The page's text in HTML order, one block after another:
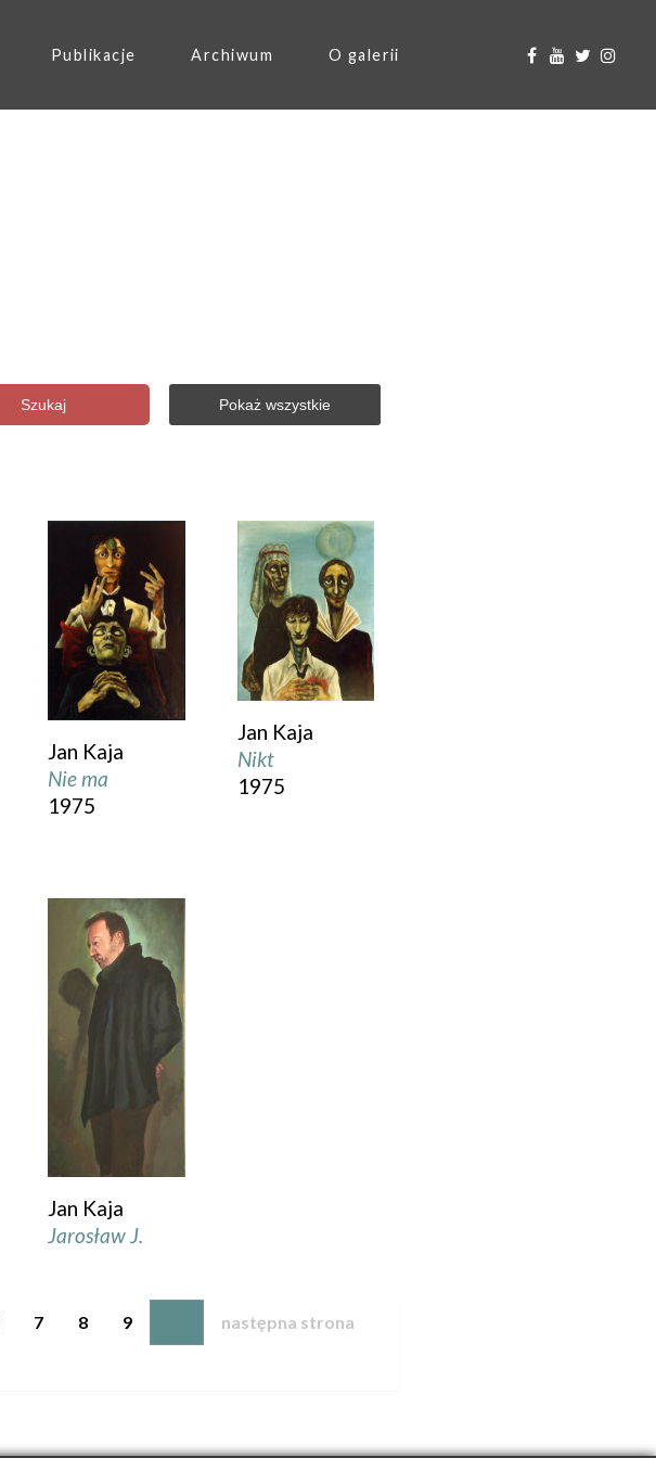
Publikacje Archiwum O galerii
Szukaj Pokaż wszystkie
Jan Kaja
Nie ma
1975
Jan Kaja
Nikt
1975
Jan Kaja
Jarosław J.
7 8 9 następna strona